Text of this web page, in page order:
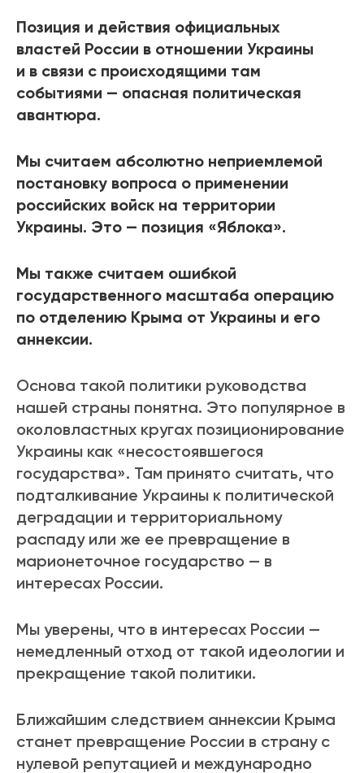
Позиция и действия официальных
властей России в отношении Украины
и в связи с происходящими там
событиями — опасная политическая
авантюра.
Мы считаем абсолютно неприемлемой
постановку вопроса о применении
российских войск на территории
Украины. Это — позиция «Яблока».
Мы также считаем ошибкой
государственного масштаба операцию
по отделению Крыма от Украины и его
аннексии.
Основа такой политики руководства
нашей страны понятна. Это популярное в
околовластных кругах позиционирование
Украины как «несостоявшегося
государства». Там принято считать, что
подталкивание Украины к политической
деградации и территориальному
распаду или же ее превращение в
марионеточное государство — в
интересах России.
Мы уверены, что в интересах России —
немедленный отход от такой идеологии и
прекращение такой политики.
Ближайшим следствием аннексии Крыма
станет превращение России в страну с
нулевой репутацией и международно